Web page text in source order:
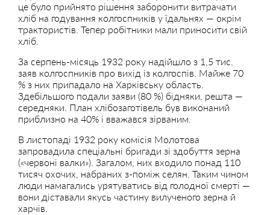
це було прийнято рішення заборонити витрачати
хліб на годування колгоспників у їдальнях — окрім
трактористів. Тепер робітники мали приносити свій
хліб.
За серпень-місяць 1932 року надійшло з 1,5 тис.
заяв колгоспників про вихід із колгоспів. Майже 70
% з них припадало на Харківську область.
Здебільшого подали заяви (80 %) бідняки, решта —
середняки. План хлібозаготівель був виконаний
приблизно на 40% і вважався зірваним.
В листопаді 1932 року комісія Молотова
запровадила спеціальні бригади зі здобуття зерна
(«червоні валки»). Загалом, них входило понад 110
тисяч охочих, набраних з-поміж селян. Таким чином
люди намагались урятуватись від голодної смерті —
вони діставали якусь частину вилученого зерна й
харчів.